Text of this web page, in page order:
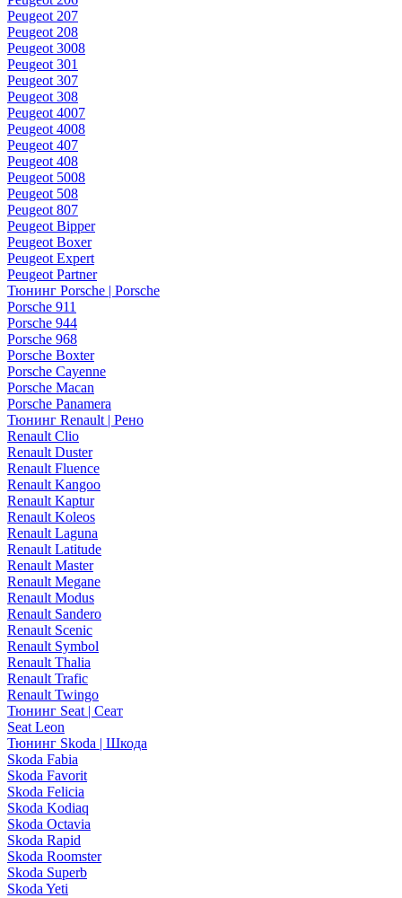
Peugeot 207
Peugeot 208
Peugeot 3008
Peugeot 301
Peugeot 307
Peugeot 308
Peugeot 4007
Peugeot 4008
Peugeot 407
Peugeot 408
Peugeot 5008
Peugeot 508
Peugeot 807
Peugeot Bipper
Peugeot Boxer
Peugeot Expert
Peugeot Partner
Тюнинг Porsche | Porsche
Porsche 911
Porsche 944
Porsche 968
Porsche Boxter
Porsche Cayenne
Porsche Macan
Porsche Panamera
Тюнинг Renault | Рено
Renault Clio
Renault Duster
Renault Fluence
Renault Kangoo
Renault Kaptur
Renault Koleos
Renault Laguna
Renault Latitude
Renault Master
Renault Megane
Renault Modus
Renault Sandero
Renault Scenic
Renault Symbol
Renault Thalia
Renault Trafic
Renault Twingo
Тюнинг Seat | Сеат
Seat Leon
Тюнинг Skoda | Шкода
Skoda Fabia
Skoda Favorit
Skoda Felicia
Skoda Kodiaq
Skoda Octavia
Skoda Rapid
Skoda Roomster
Skoda Superb
Skoda Yeti